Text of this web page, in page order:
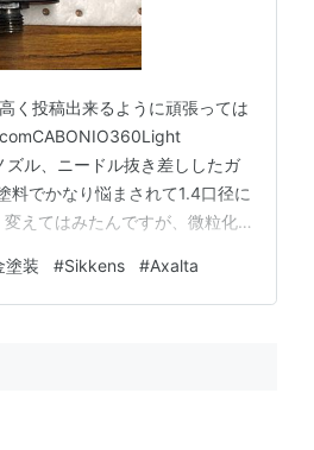
く投稿出来るように頑張っては
ル、ニードル抜き差ししたガ
料でかなり悩まされて1.4口径に
えてはみたんですが、微粒化
ったんですが、最近の夏場の高
塗装 #Sikkens #Axalta